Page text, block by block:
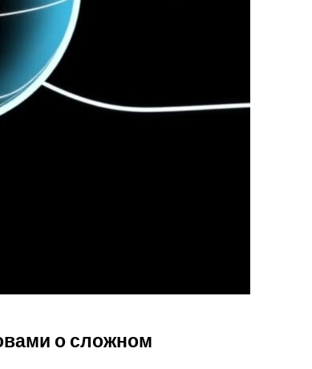
о сложном